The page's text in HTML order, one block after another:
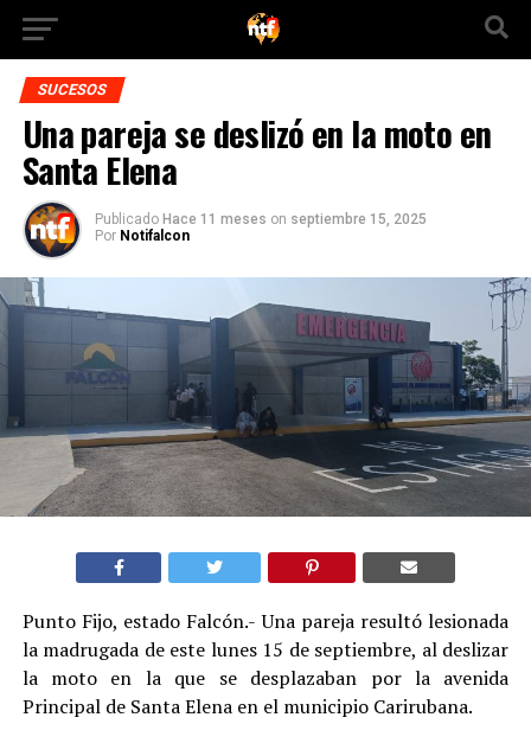
SUCESOS
Una pareja se deslizó en la moto en
Santa Elena
Publicado Hace 11 meses on septiembre 15, 2025
Por Notifalcon
Punto Fijo, estado Falcón.- Una pareja resultó lesionada
la madrugada de este lunes 15 de septiembre, al deslizar
la moto en la que se desplazaban por la avenida
Principal de Santa Elena en el municipio Carirubana.